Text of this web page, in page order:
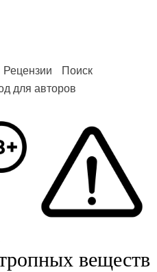
Рецензии
Поиск
для авторов
веществ